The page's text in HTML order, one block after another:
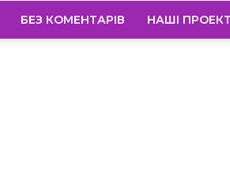
БЕЗ КОМЕНТАРІВ НАШІ